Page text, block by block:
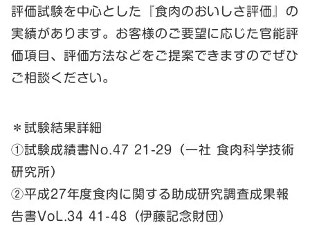
評価試験を中心とした『食肉のおいしさ評価』の
実績があります。お客様のご要望に応じた官能評
価項目、評価方法などをご提案できますのでぜひ
ご相談ください。
＊試験結果詳細
①試験成績書No.47 21-29（一社 食肉科学技術
研究所）
②平成27年度食肉に関する助成研究調査成果報
告書VoL.34 41-48（伊藤記念財団）